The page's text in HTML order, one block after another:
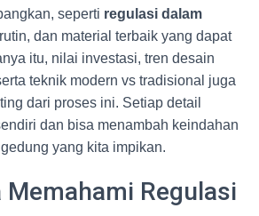
seperti regulasi dalam
dan material terbaik yang dapat
itu, nilai investasi, tren desain
teknik modern vs tradisional juga
dari proses ini. Setiap detail
dan bisa menambah keindahan
yang kita impikan.
Memahami Regulasi